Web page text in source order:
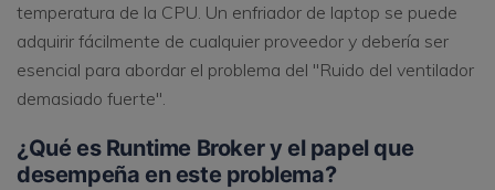
temperatura de la CPU. Un enfriador de laptop se puede
adquirir fácilmente de cualquier proveedor y debería ser
esencial para abordar el problema del "Ruido del ventilador
demasiado fuerte".
¿Qué es Runtime Broker y el papel que
desempeña en este problema?